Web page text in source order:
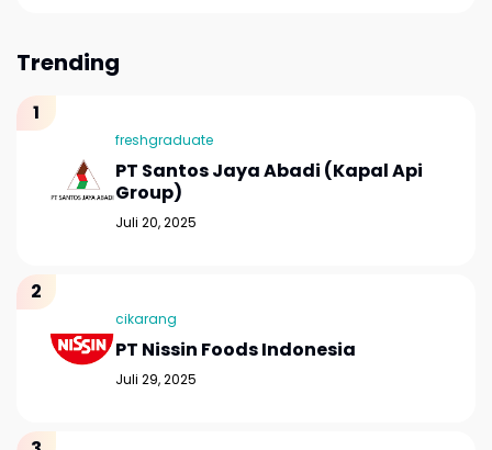
Trending
freshgraduate
PT Santos Jaya Abadi (Kapal Api
Group)
Juli 20, 2025
cikarang
PT Nissin Foods Indonesia
Juli 29, 2025